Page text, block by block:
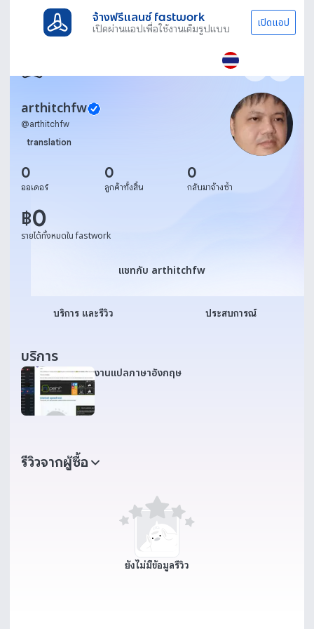
จ้างฟรีแลนซ์ fastwork
เปิดผ่านแอปเพื่อใช้งานเต็มรูปแบบ เปิดแอป
arthitchfw
@arthitchfw
translation
0
ออเดอร์
0
ลูกค้าทั้งสิ้น
0
กลับมาจ้างซ้ำ
฿0
รายได้ทั้งหมดใน fastwork
แชทกับ arthitchfw
แชทกับ arthitchfw
บริการ และรีวิว ประสบการณ์
บริการ
งานแปลภาษาอังกฤษ
รีวิวจากผู้ซื้อ
ยังไม่มีข้อมูลรีวิว